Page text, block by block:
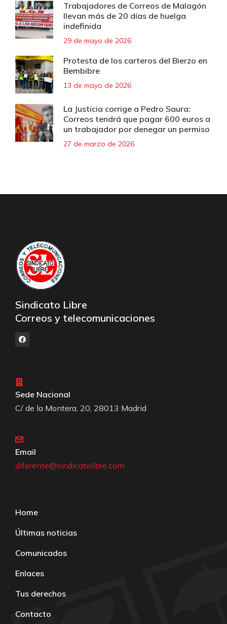
Trabajadores de Correos de Malagón
llevan más de 20 días de huelga
indefinida
29 de mayo de 2026
Protesta de los carteros del Bierzo en
Bembibre
13 de mayo de 2026
La Justicia corrige a Pedro Saura:
Correos tendrá que pagar 600 euros a
un trabajador por denegar un permiso
27 de marzo de 2026
Sindicato Libre
Correos y telecomunicaciones
Sede Nacional
C/ de la Montera, 20, 28013 Madrid
Email
diferente@sindicatolibre.com
Home
Últimas noticias
Comunicados
Enlaces
Tus derechos
Contacto